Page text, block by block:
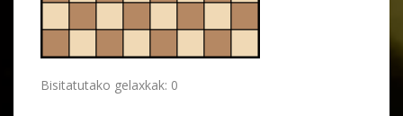
Bisitatutako gelaxkak: 0